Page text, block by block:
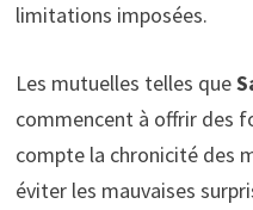
limitations imposées.
Les mutuelles telles que
commencent à offrir des
compte la chronicité des
éviter les mauvaises